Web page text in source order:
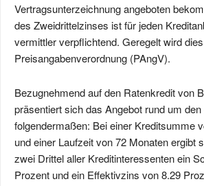
Vertragsunterzeichnung angeboten
des Zweidrittelzinses ist für jeden
vermittler verpflichtend. Geregelt wird
Preisangabenverordnung (PAngV).
Bezugnehmend auf den Ratenkredit von
präsentiert sich das Angebot rund um
folgendermaßen: Bei einer Kreditsumme
und einer Laufzeit von 72 Monaten ergibt
zwei Drittel aller Kreditinteressenten ein
Prozent und ein Effektivzins von 8.29